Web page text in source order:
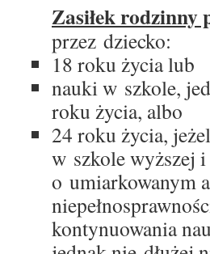
Zasiłek rodzinny
przez dziecko:
18 roku życia lub
nauki w szkole,
roku życia, albo
24 roku życia,
w szkole wyższej
o umiarkowanym
kontynuowania